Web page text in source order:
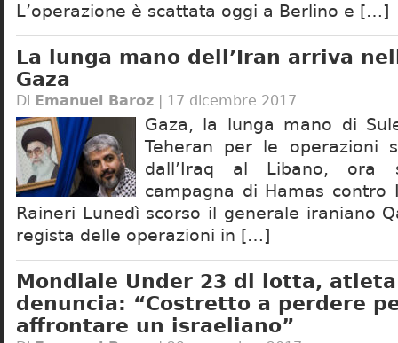
L’operazione è scattata oggi a Berlino e […]
La lunga mano dell’Iran arriva
Gaza
Di Emanuel Baroz | 17 dicembre 2017
Gaza, la lunga mano di
Teheran per le operazioni
dall’Iraq al Libano, ora
campagna di Hamas contro
Raineri Lunedì scorso il generale iraniano
regista delle operazioni in […]
Mondiale Under 23 di lotta,
denuncia: “Costretto a perdere
affrontare un israeliano”